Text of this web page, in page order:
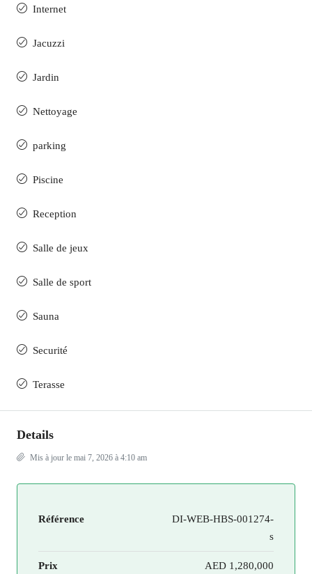
Internet
Jacuzzi
Jardin
Nettoyage
parking
Piscine
Reception
Salle de jeux
Salle de sport
Sauna
Securité
Terasse
Details
Mis à jour le mai 7, 2026 à 4:10 am
Référence
DI-WEB-HBS-001274-
s
Prix AED 1,280,000